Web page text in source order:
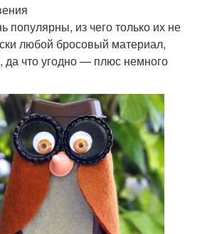
популярны, из чего только их не
любой бросовый материал,
да что угодно — плюс немного